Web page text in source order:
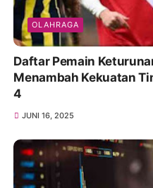
OLAHRAGA
Daftar Pemain
Menambah Kekuatan
4
JUNI 16, 2025